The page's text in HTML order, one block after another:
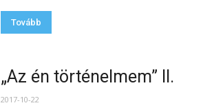
Tovább
„Az én történelmem” II.
2017-10-22